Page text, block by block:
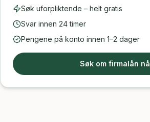
Søk uforpliktende – helt gratis
Svar innen 24 timer
Pengene på konto innen 1–2 dager
Søk om firmalån nå